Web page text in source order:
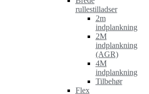
rullestilladser
2m
indplankning
2M
indplankning
(AGR)
4M
indplankning
Tilbehør
Flex